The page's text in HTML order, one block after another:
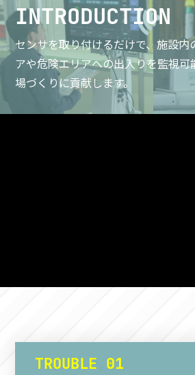
INTRODUCTION
センサを取り付けるだけで、施設内
アや危険エリアへの出入りを監視可
場づくりに貢献します。
TROUBLE 01